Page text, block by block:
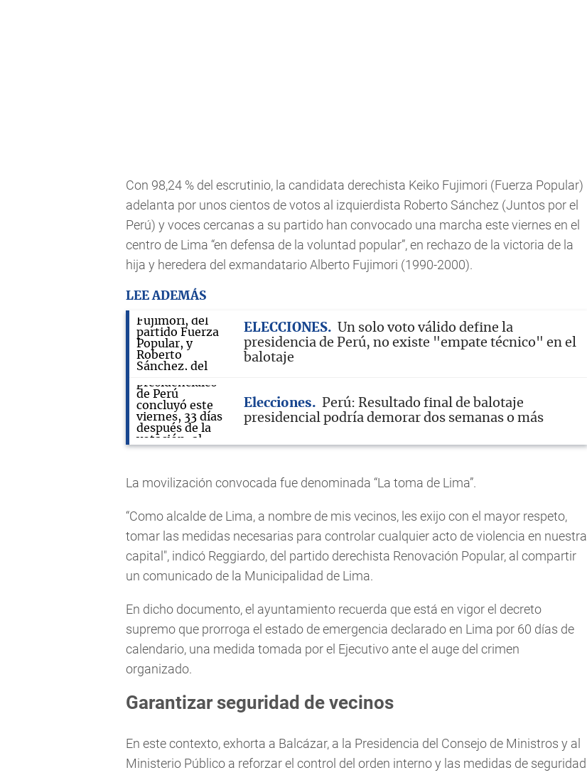
Con 98,24 % del escrutinio, la candidata derechista Keiko Fujimori (Fuerza Popular)
adelanta por unos cientos de votos al izquierdista Roberto Sánchez (Juntos por el
Perú) y voces cercanas a su partido han convocado una marcha este viernes en el
centro de Lima “en defensa de la voluntad popular”, en rechazo de la victoria de la
hija y heredera del exmandatario Alberto Fujimori (1990-2000).
LEE ADEMÁS
ELECCIONES
Un solo voto válido define la
presidencia de Perú, no existe "empate técnico" en el
balotaje
Elecciones
Perú: Resultado final de balotaje
presidencial podría demorar dos semanas o más
La movilización convocada fue denominada “La toma de Lima”.
“Como alcalde de Lima, a nombre de mis vecinos, les exijo con el mayor respeto,
tomar las medidas necesarias para controlar cualquier acto de violencia en nuestra
capital", indicó Reggiardo, del partido derechista Renovación Popular, al compartir
un comunicado de la Municipalidad de Lima.
En dicho documento, el ayuntamiento recuerda que está en vigor el decreto
supremo que prorroga el estado de emergencia declarado en Lima por 60 días de
calendario, una medida tomada por el Ejecutivo ante el auge del crimen
organizado.
Garantizar seguridad de vecinos
En este contexto, exhorta a Balcázar, a la Presidencia del Consejo de Ministros y al
Ministerio Público a reforzar el control del orden interno y las medidas de seguridad